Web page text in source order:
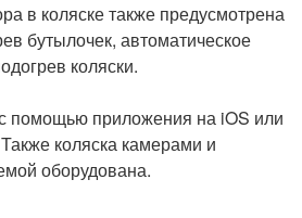
в коляске также предусмотрена
бутылочек, автоматическое
коляски.
помощью приложения на iOS или
коляска камерами и
оборудована.